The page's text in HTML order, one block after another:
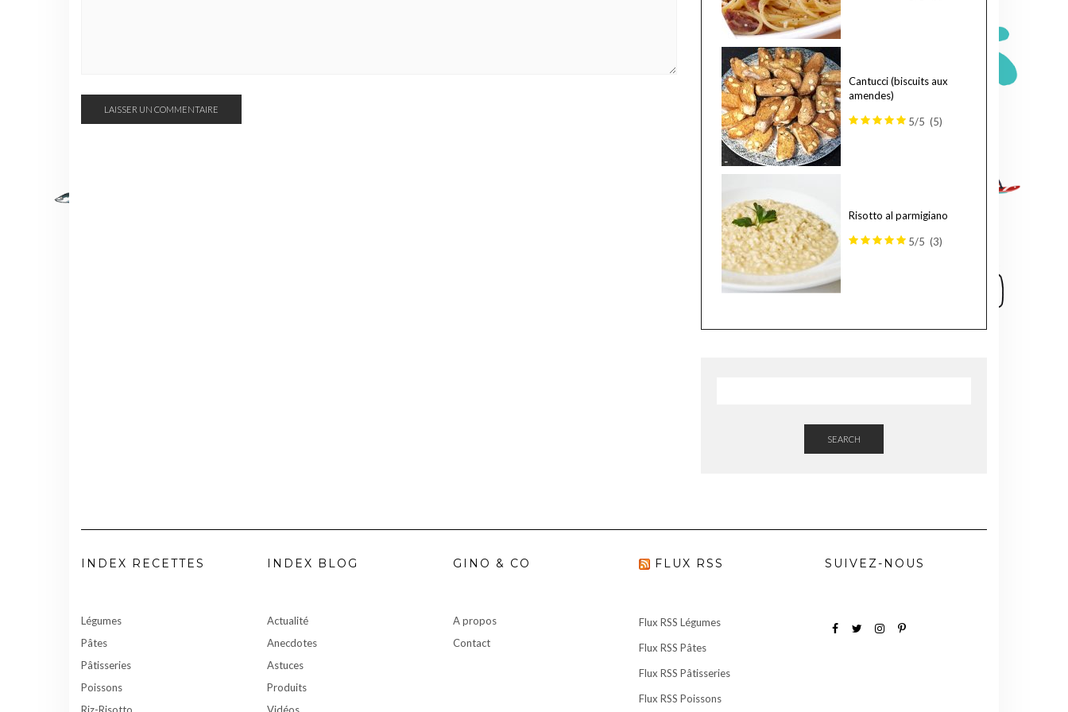
Cantucci (biscuits aux
amendes)
5/5 (5)
Risotto al parmigiano
5/5 (3)
SEARCH
INDEX RECETTES
Légumes
Pâtes
Pâtisseries
Poissons
INDEX BLOG
Actualité
Anecdotes
Astuces
Produits
GINO & CO
A propos
Contact
FLUX RSS
Flux RSS Légumes
Flux RSS Pâtes
Flux RSS Pâtisseries
Flux RSS Poissons
SUIVEZ-NOUS